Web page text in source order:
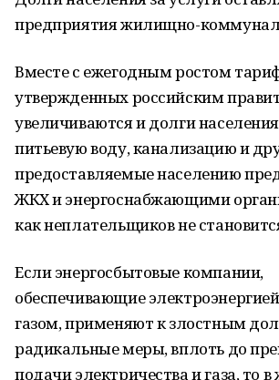
предприятия жилищно-
Вместе с ежегодным ростом
утвержденных российским
увеличиваются и долги
питьевую воду, канализацию и
предоставляемые населению
ЖКХ и энергоснабжающими
как неплательщиков не
Если энергосбытовые компании,
обеспечивающие
газом, применяют к злостным
радикальные меры, вплоть до
подачи электричества и газа, то